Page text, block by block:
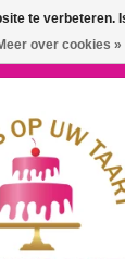
te verbeteren.
over cookies »